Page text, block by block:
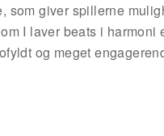
giver spillerne
I laver beats i
og meget